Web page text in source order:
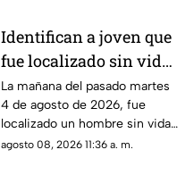
Identifican a joven que
fue localizado sin vida
en Jiutepec; su
hermana y cuñado
serían los presuntos
responsables del
La mañana del pasado martes
4 de agosto de 2026, fue
localizado un hombre sin vida
en Jiutepec. La víctima fue
agosto 08, 2026 11:36 a. m.